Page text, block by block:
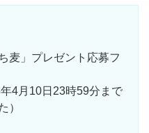
麦」プレゼント応募フ
4月10日23時59分まで
）